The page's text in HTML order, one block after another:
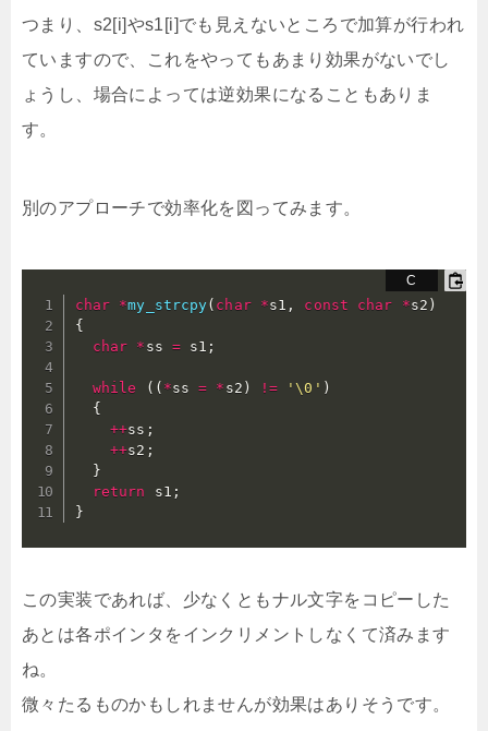
つまり、s2[i]やs1[i]でも見えないところで加算が行われ
ていますので、これをやってもあまり効果がないでし
ょうし、場合によっては逆効果になることもありま
す。
別のアプローチで効率化を図ってみます。
char *my_strcpy( char *s1 , const char *s2 )
{
char * ss = s1 ;
while ( ( *ss = * s2 ) != '\0' )
{
++ss ;
++s2 ;
}
return
s1 ;
}
この実装であれば、少なくともナル文字をコピーした
あとは各ポインタをインクリメントしなくて済みます
ね。
微々たるものかもしれませんが効果はありそうです。